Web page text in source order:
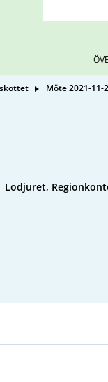
Möte 2021-11-
Lodjuret,